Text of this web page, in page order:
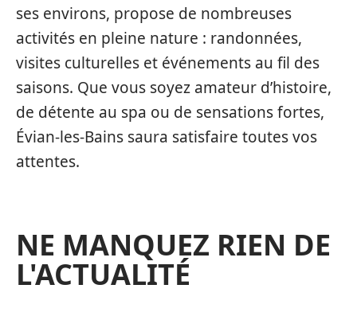
ses environs, propose de nombreuses
activités en pleine nature : randonnées,
visites culturelles et événements au fil des
saisons. Que vous soyez amateur d’histoire,
de détente au spa ou de sensations fortes,
Évian-les-Bains saura satisfaire toutes vos
attentes.
NE MANQUEZ RIEN DE
L'ACTUALITÉ